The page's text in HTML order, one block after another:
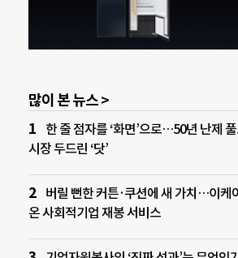
많이 본 뉴스 >
한 줄 점자를 ‘화면’으로…50년 난제 풀
시장 두드린 ‘닷’
버릴 뻔한 커튼·쿠션에 새 가치…이케
온 사회적기업 재봉 서비스